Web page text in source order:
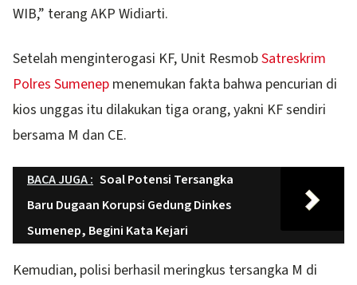
WIB,” terang AKP Widiarti.
Setelah menginterogasi KF, Unit ResmobSatreskrim
Polres Sumenep menemukan fakta bahwa pencurian di
kios unggas itu dilakukan tiga orang, yakni KF sendiri
bersama M dan CE.
BACA JUGA : Soal Potensi Tersangka
Baru Dugaan Korupsi Gedung Dinkes
Sumenep, Begini Kata Kejari
Kemudian, polisi berhasil meringkus tersangka M di